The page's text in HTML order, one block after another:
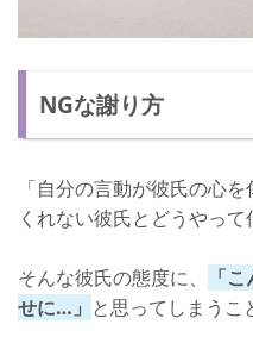
NGな謝り方
「自分の言動が彼氏の心
くれない彼氏とどうやって
そんな彼氏の態度に、
「
せに…」 と思ってしまうこ